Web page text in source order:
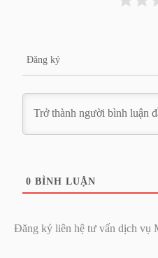
Đăng ký
0 BÌNH LUẬN
Đăng ký liên hệ tư vấn dịch vụ